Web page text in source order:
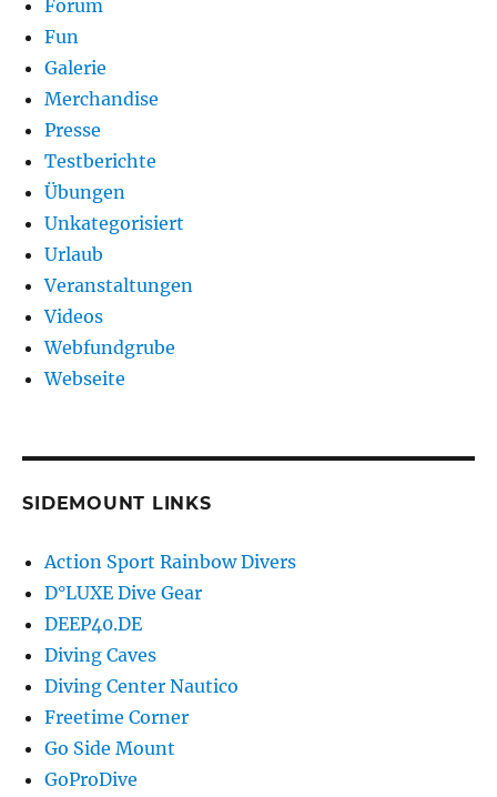
Forum
Fun
Galerie
Merchandise
Presse
Testberichte
Übungen
Unkategorisiert
Urlaub
Veranstaltungen
Videos
Webfundgrube
Webseite
SIDEMOUNT LINKS
Action Sport Rainbow Divers
D°LUXE Dive Gear
DEEP40.DE
Diving Caves
Diving Center Nautico
Freetime Corner
Go Side Mount
GoProDive